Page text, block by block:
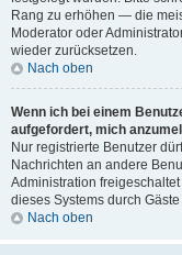
Rang zu erhöhen — die
Moderator oder
wieder zurücksetzen.
Nach oben
Wenn ich bei einem
aufgefordert, mich
Nur registrierte Benutzer
Nachrichten an andere
Administration
dieses Systems durch
Nach oben